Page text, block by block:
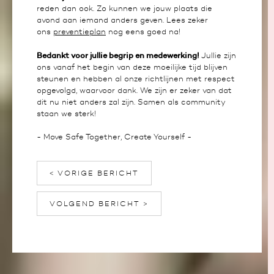
reden dan ook. Zo kunnen we jouw plaats die
avond aan iemand anders geven. Lees zeker
ons preventieplan nog eens goed na!
Bedankt voor jullie begrip en medewerking! Jullie zijn
ons vanaf het begin van deze moeilijke tijd blijven
steunen en hebben al onze richtlijnen met respect
opgevolgd, waarvoor dank. We zijn er zeker van dat
dit nu niet anders zal zijn. Samen als community
staan we sterk!
- Move Safe Together, Create Yourself -
< VORIGE BERICHT
VOLGEND BERICHT >